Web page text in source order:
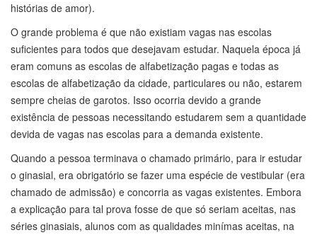
histórias de amor).
O grande problema é que não existiam vagas nas escolas
suficientes para todos que desejavam estudar. Naquela época já
eram comuns as escolas de alfabetização pagas e todas as
escolas de alfabetização da cidade, particulares ou não, estarem
sempre cheias de garotos. Isso ocorria devido a grande
existência de pessoas necessitando estudarem sem a quantidade
devida de vagas nas escolas para a demanda existente.
Quando a pessoa terminava o chamado primário, para ir estudar
o ginasial, era obrigatório se fazer uma espécie de vestibular (era
chamado de admissão) e concorria as vagas existentes. Embora
a explicação para tal prova fosse de que só seriam aceitas, nas
séries ginasiais, alunos com as qualidades minímas aceitas, na